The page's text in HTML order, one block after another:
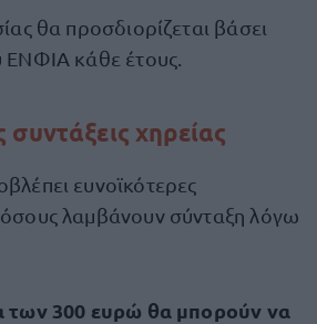
θα προσδιορίζεται βάσει
ΕΝΦΙΑ κάθε έτους.
συντάξεις χηρείας
ευνοϊκότερες
λαμβάνουν σύνταξη λόγω
των 300 ευρώ θα μπορούν να